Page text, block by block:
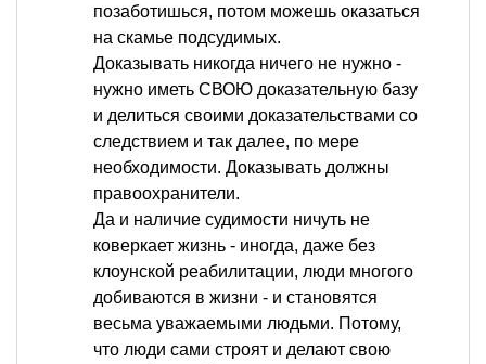
позаботишься, потом можешь оказаться
на скамье подсудимых.
Доказывать никогда ничего не нужно -
нужно иметь СВОЮ доказательную базу
и делиться своими доказательствами со
следствием и так далее, по мере
необходимости. Доказывать должны
правоохранители.
Да и наличие судимости ничуть не
коверкает жизнь - иногда, даже без
клоунской реабилитации, люди многого
добиваются в жизни - и становятся
весьма уважаемыми людьми. Потому,
что люди сами строят и делают свою